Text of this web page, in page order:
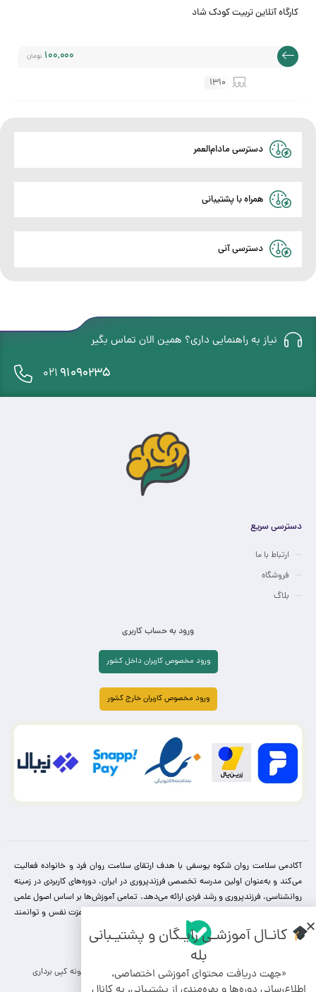
مندی
کارگاه آنلاین تربیت کودک شاد
100,000 تومان
1310
دسترسی مادام‌العمر
همراه با پشتیبانی
دسترسی آنی
نیاز به راهنمایی داری؟ همین الان تماس بگیر
91090235
021
دسترسی سریع
ارتباط با ما
فروشگاه
بلاگ
ورود به حساب کاربری
ورود مخصوص کاربران داخل کشور
ورود مخصوص کاربران خارج کشور
آکادمی سلامت روان شکوه یوسفی با هدف ارتقای سلامت روان فرد و خانواده فعالیت
می‌کند و به‌عنوان اولین مدرسه تخصصی فرزندپروری در ایران، دوره‌های کاربردی در زمینه
روانشناسی، فرزندپروری و رشد فردی ارائه می‌دهد. تمامی آموزش‌ها بر اساس اصول علمی
و با بیانی ساده طراحی شده‌اند تا والدین بتوانند کودکانی سالم، با عزت نفس و توانمند
پرورش دهند.
کلیه حقوق مادی و معنوی برای این سایت محفوظ می باشد و هرگونه کپی برداری
شامل پیگرد قانونی می باشد.
کانـال آموزشـی رایـگان و پشتیـبانی
بله
«جهت دریافت محتوای آموزشی اختصاصی،